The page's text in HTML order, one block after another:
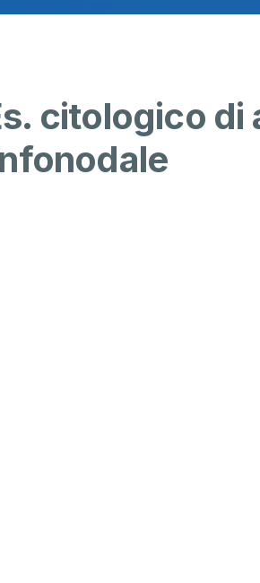
citologico di